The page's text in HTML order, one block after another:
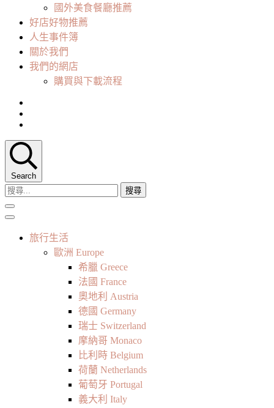
國外美食餐廳推薦
好店好物推薦
人生事件簿
關於我們
我們的網店
購買與下載流程
Search
搜
尋
關
旅行生活
歐洲 Europe
希臘 Greece
法國 France
奧地利 Austria
德國 Germany
瑞士 Switzerland
摩納哥 Monaco
比利時 Belgium
荷蘭 Netherlands
葡萄牙 Portugal
義大利 Italy